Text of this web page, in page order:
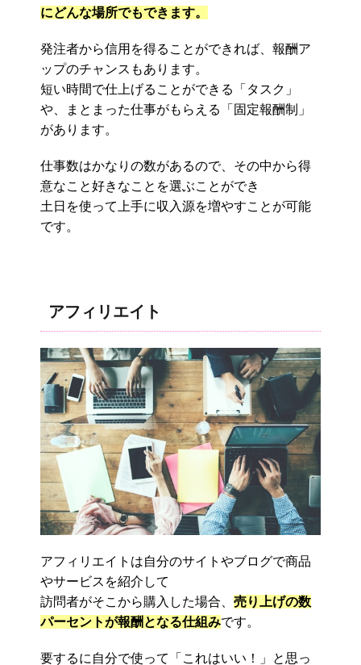
にどんな場所でもできます。
発注者から信用を得ることができれば、報酬ア
ップのチャンスもあります。
短い時間で仕上げることができる「タスク」
や、まとまった仕事がもらえる「固定報酬制」
があります。
仕事数はかなりの数があるので、その中から得
意なこと好きなことを選ぶことができ
土日を使って上手に収入源を増やすことが可能
です。
アフィリエイト
アフィリエイトは自分のサイトやブログで商品
やサービスを紹介して
訪問者がそこから購入した場合、 売り上げの数
パーセントが報酬となる仕組みです。
要するに自分で使って「これはいい！」と思っ